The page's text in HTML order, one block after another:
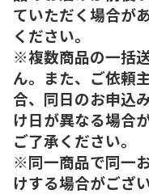
ていただく場合が
ください。
※複数商品の一括
ん。また、ご依頼
合、同日のお申込
け日が異なる場合
ご了承ください。
※同一商品で同一
けする場合がござい